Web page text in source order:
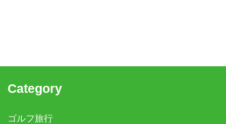
Category
ゴルフ旅行